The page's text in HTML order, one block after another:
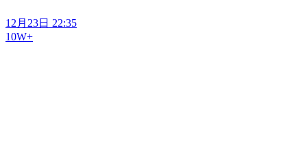
12月23日 22:35
10W+